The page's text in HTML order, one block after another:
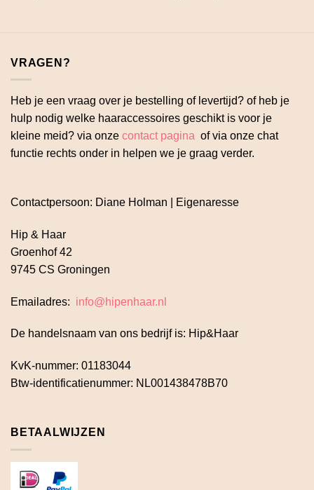
VRAGEN?
Heb je een vraag over je bestelling of levertijd? of heb je
hulp nodig welke haaraccessoires geschikt is voor je
kleine meid? via onze contact pagina of via onze chat
functie rechts onder in helpen we je graag verder.
Contactpersoon: Diane Holman | Eigenaresse
Hip & Haar
Groenhof 42
9745 CS Groningen
Emailadres: info@hipenhaar.nl
De handelsnaam van ons bedrijf is: Hip&Haar
KvK-nummer: 01183044
Btw-identificatienummer: NL001438478B70
BETAALWIJZEN